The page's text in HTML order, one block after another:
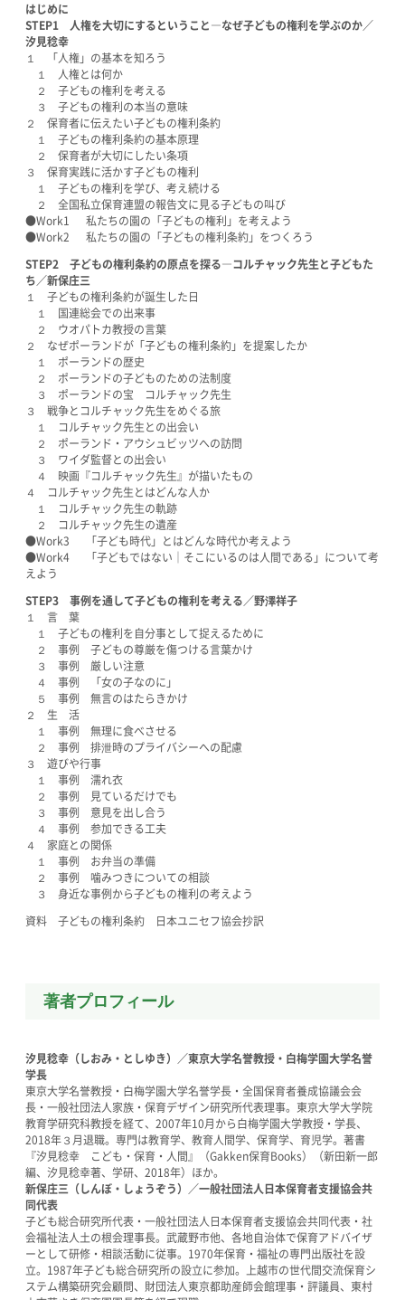
はじめに
STEP1 人権を大切にするということ―なぜ子どもの権利を学ぶのか／
汐見稔幸
１ 「人権」の基本を知ろう
１ 人権とは何か
２ 子どもの権利を考える
３ 子どもの権利の本当の意味
２ 保育者に伝えたい子どもの権利条約
１ 子どもの権利条約の基本原理
２ 保育者が大切にしたい条項
３ 保育実践に活かす子どもの権利
１ 子どもの権利を学び、考え続ける
２ 全国私立保育連盟の報告文に見る子どもの叫び
●Work1 私たちの園の「子どもの権利」を考えよう
●Work2 私たちの園の「子どもの権利条約」をつくろう
STEP2 子どもの権利条約の原点を探る―コルチャック先生と子どもた
ち／新保庄三
１ 子どもの権利条約が誕生した日
１ 国連総会での出来事
２ ウオパトカ教授の言葉
２ なぜポーランドが「子どもの権利条約」を提案したか
１ ポーランドの歴史
２ ポーランドの子どものための法制度
３ ポーランドの宝 コルチャック先生
３ 戦争とコルチャック先生をめぐる旅
１ コルチャック先生との出会い
２ ポーランド・アウシュビッツへの訪問
３ ワイダ監督との出会い
４ 映画『コルチャック先生』が描いたもの
４ コルチャック先生とはどんな人か
１ コルチャック先生の軌跡
２ コルチャック先生の遺産
●Work3 「子ども時代」とはどんな時代か考えよう
●Work4 「子どもではない│そこにいるのは人間である」について考
えよう
STEP3 事例を通して子どもの権利を考える／野澤祥子
１ 言 葉
１ 子どもの権利を自分事として捉えるために
２ 事例 子どもの尊厳を傷つける言葉かけ
３ 事例 厳しい注意
４ 事例 「女の子なのに」
５ 事例 無言のはたらきかけ
２ 生 活
１ 事例 無理に食べさせる
２ 事例 排泄時のプライバシーへの配慮
３ 遊びや行事
１ 事例 濡れ衣
２ 事例 見ているだけでも
３ 事例 意見を出し合う
４ 事例 参加できる工夫
４ 家庭との関係
１ 事例 お弁当の準備
２ 事例 噛みつきについての相談
３ 身近な事例から子どもの権利の考えよう
資料 子どもの権利条約 日本ユニセフ協会抄訳
著者プロフィール
汐見稔幸（しおみ・としゆき）／東京大学名誉教授・白梅学園大学名誉
学長
東京大学名誉教授・白梅学園大学名誉学長・全国保育者養成協議会会
長・一般社団法人家族・保育デザイン研究所代表理事。東京大学大学院
教育学研究科教授を経て、2007年10月から白梅学園大学教授・学長、
2018年３月退職。専門は教育学、教育人間学、保育学、育児学。著書
『汐見稔幸 こども・保育・人間』（Gakken保育Books）（新田新一郎
編、汐見稔幸著、学研、2018年）ほか。
新保庄三（しんぼ・しょうぞう）／一般社団法人日本保育者支援協会共
同代表
子ども総合研究所代表・一般社団法人日本保育者支援協会共同代表・社
会福祉法人土の根会理事長。武蔵野市他、各地自治体で保育アドバイザ
ーとして研修・相談活動に従事。1970年保育・福祉の専門出版社を設
立。1987年子ども総合研究所の設立に参加。上越市の世代間交流保育シ
ステム構築研究会顧問、財団法人東京都助産師会館理事・評議員、東村